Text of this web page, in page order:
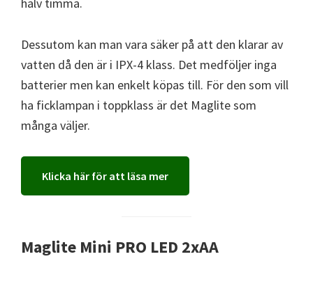
Dessutom kan man vara säker på att den klarar av
vatten då den är i IPX-4 klass. Det medföljer inga
batterier men kan enkelt köpas till. För den som vill
ha ficklampan i toppklass är det Maglite som
många väljer.
Klicka här för att läsa mer
Maglite Mini PRO LED 2xAA